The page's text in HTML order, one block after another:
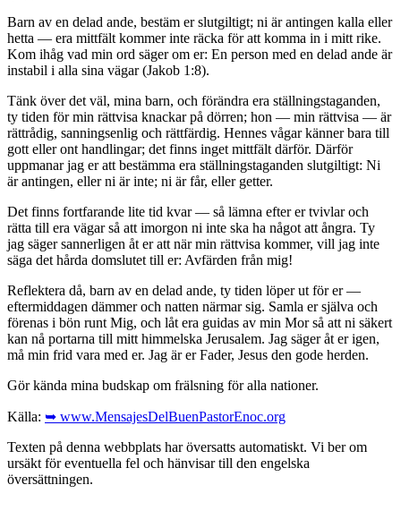
Barn av en delad ande, bestäm er slutgiltigt; ni är antingen kalla eller
hetta — era mittfält kommer inte räcka för att komma in i mitt rike.
Kom ihåg vad min ord säger om er: En person med en delad ande är
instabil i alla sina vägar (Jakob 1:8).
Tänk över det väl, mina barn, och förändra era ställningstaganden,
ty tiden för min rättvisa knackar på dörren; hon — min rättvisa — är
rättrådig, sanningsenlig och rättfärdig. Hennes vågar känner bara till
gott eller ont handlingar; det finns inget mittfält därför. Därför
uppmanar jag er att bestämma era ställningstaganden slutgiltigt: Ni
är antingen, eller ni är inte; ni är får, eller getter.
Det finns fortfarande lite tid kvar — så lämna efter er tvivlar och
rätta till era vägar så att imorgon ni inte ska ha något att ångra. Ty
jag säger sannerligen åt er att när min rättvisa kommer, vill jag inte
säga det hårda domslutet till er: Avfärden från mig!
Reflektera då, barn av en delad ande, ty tiden löper ut för er —
eftermiddagen dämmer och natten närmar sig. Samla er själva och
förenas i bön runt Mig, och låt era guidas av min Mor så att ni säkert
kan nå portarna till mitt himmelska Jerusalem. Jag säger åt er igen,
må min frid vara med er. Jag är er Fader, Jesus den gode herden.
Gör kända mina budskap om frälsning för alla nationer.
Källa: ➥ www.MensajesDelBuenPastorEnoc.org
Texten på denna webbplats har översatts automatiskt. Vi ber om
ursäkt för eventuella fel och hänvisar till den engelska
översättningen.